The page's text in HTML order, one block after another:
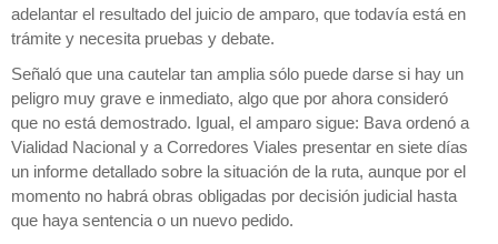
adelantar el resultado del juicio de amparo, que todavía está en
trámite y necesita pruebas y debate.​
Señaló que una cautelar tan amplia sólo puede darse si hay un
peligro muy grave e inmediato, algo que por ahora consideró
que no está demostrado. Igual, el amparo sigue: Bava ordenó a
Vialidad Nacional y a Corredores Viales presentar en siete días
un informe detallado sobre la situación de la ruta, aunque por el
momento no habrá obras obligadas por decisión judicial hasta
que haya sentencia o un nuevo pedido.